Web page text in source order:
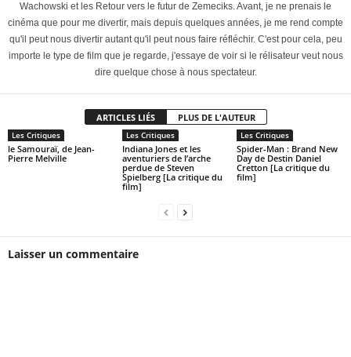
Wachowski et les Retour vers le futur de Zemeciks. Avant, je ne prenais le
cinéma que pour me divertir, mais depuis quelques années, je me rend compte
qu'il peut nous divertir autant qu'il peut nous faire réfléchir. C'est pour cela, peu
importe le type de film que je regarde, j'essaye de voir si le rélisateur veut nous
dire quelque chose à nous spectateur.
ARTICLES LIÉS PLUS DE L'AUTEUR
Les Critiques
le Samouraï, de Jean-
Pierre Melville
Les Critiques
Indiana Jones et les
aventuriers de l’arche
perdue de Steven
Spielberg [La critique du
film]
Les Critiques
Spider-Man : Brand New
Day de Destin Daniel
Cretton [La critique du
film]
Laisser un commentaire